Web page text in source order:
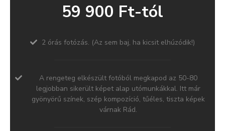
59 900 Ft-tól
2 órás fotózás. (Az sem baj, ha kicsit elhúzódik!)
A rengeteg elkészült fotóból megkapod az 50-80
legjobban sikerült képet alap utómunkákkal. Itt már
gyönyörű színek, szép kompozíció, tűéles, tiszta képek
várnak Rád.